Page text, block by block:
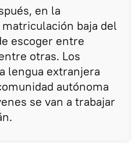
en la
baja del
escoger entre
otras. Los
lengua extranjera
autónoma
se van a trabajar